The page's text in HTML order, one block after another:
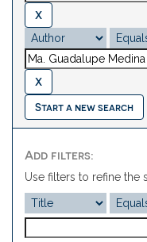
Start a new search
Add filters:
Use filters to refine the